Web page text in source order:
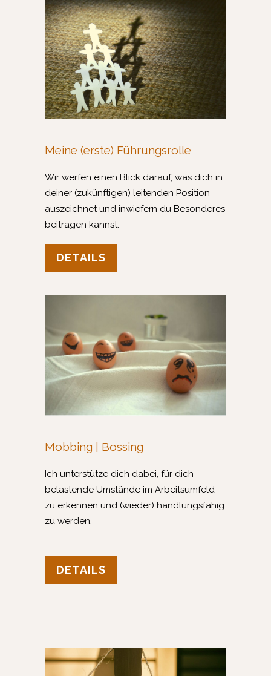
Meine (erste) Führungsrolle
Wir werfen einen Blick darauf, was dich in
deiner (zukünftigen) leitenden Position
auszeichnet und inwiefern du Besonderes
beitragen kannst.
DETAILS
Mobbing | Bossing
Ich unterstütze dich dabei, für dich
belastende Umstände im Arbeitsumfeld
zu erkennen und (wieder) handlungsfähig
zu werden.
DETAILS